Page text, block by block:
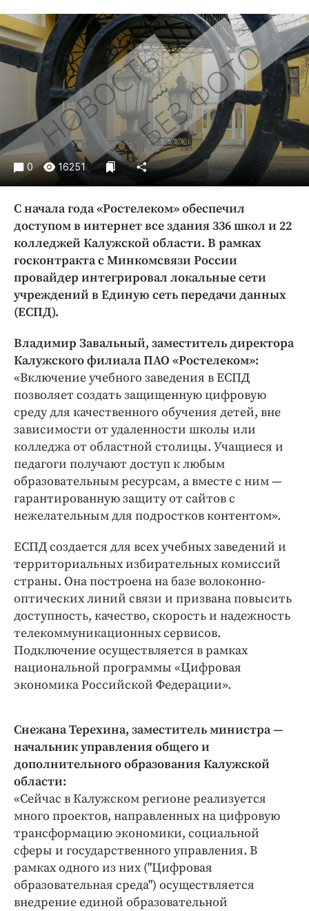
Культура
Недвижимость и ЖКХ
Образование
Общество
Погода
Праздники
Происшествия
Спорт
ПРОЕКТЫ
Блоги
Издания
Медиаперсона
Интересное чтиво
Бренд года
Работодатель года
0 16251
С начала года «Ростелеком» обеспечил
доступом в интернет все здания 336 школ и 22
колледжей Калужской области. В рамках
госконтракта с Минкомсвязи России
провайдер интегрировал локальные сети
учреждений в Единую сеть передачи данных
(ЕСПД).
Владимир Завальный, заместитель директора
Калужского филиала ПАО «Ростелеком»:
«Включение учебного заведения в ЕСПД
позволяет создать защищенную цифровую
среду для качественного обучения детей, вне
зависимости от удаленности школы или
колледжа от областной столицы. Учащиеся и
педагоги получают доступ к любым
образовательным ресурсам, а вместе с ним —
гарантированную защиту от сайтов с
нежелательным для подростков контентом».
ЕСПД создается для всех учебных заведений и
территориальных избирательных комиссий
страны. Она построена на базе волоконно-
оптических линий связи и призвана повысить
доступность, качество, скорость и надежность
телекоммуникационных сервисов.
Подключение осуществляется в рамках
национальной программы «Цифровая
экономика Российской Федерации».
Снежана Терехина, заместитель министра —
начальник управления общего и
дополнительного образования Калужской
области:
«Сейчас в Калужском регионе реализуется
много проектов, направленных на цифровую
трансформацию экономики, социальной
сферы и государственного управления. В
рамках одного из них ("Цифровая
образовательная среда") осуществляется
внедрение единой образовательной